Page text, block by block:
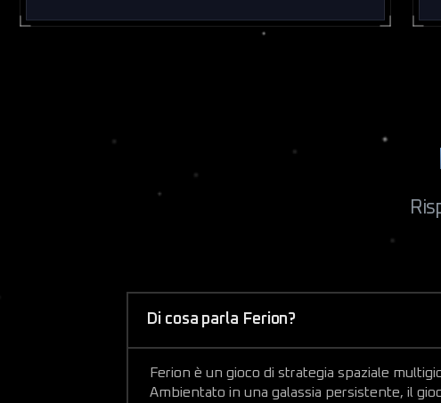
Di cosa parla Ferion?
Ferion è un gioco di strategia spaziale
Ambientato in una galassia persistente, il